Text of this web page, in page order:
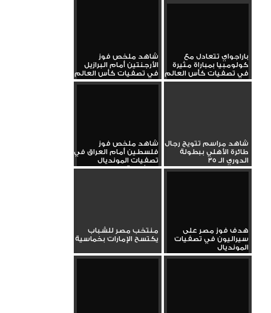
باراجواي تتعادل مع
كولومبيا بمباراة مثيرة
في تصفيات كأس العالم
شاهد ملخص فوز
الأرجنتين أمام البرازيل
في تصفيات كأس العالم
شاهد مراسم تتويج رجال
طائرة الأهلي ببطولة
الدوري الـ 35
شاهد ملخص فوز
فلسطين أمام العراق في
تصفيات المونديال
بمشاركة وسام...
هدف فوز مصر على
سيراليون في تصفيات
المونديال
منتخب مصر للشباب
يكتسح الإمارات بخماسية